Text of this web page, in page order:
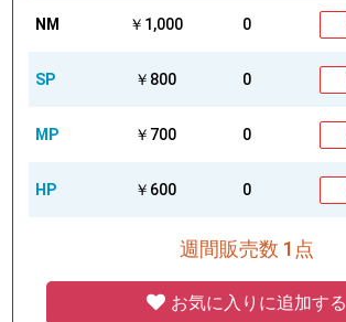
NM ￥1,000 0
SP ￥800 0
MP ￥700 0
HP ￥600 0
週間販売数 1点
お気に入りに追加する